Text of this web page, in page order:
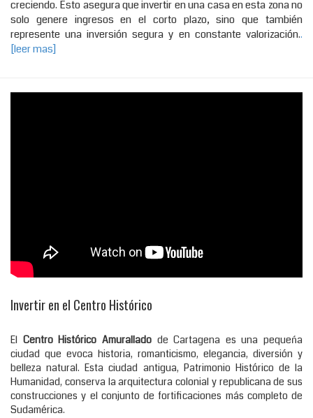
creciendo. Esto asegura que invertir en una casa en esta zona no
solo genere ingresos en el corto plazo, sino que también
represente una inversión segura y en constante valorización..
[leer mas]
Invertir en el Centro Histórico
El Centro Histórico Amuralladode Cartagena es una pequeńa
ciudad que evoca historia, romanticismo, elegancia, diversión y
belleza natural. Esta ciudad antigua, Patrimonio Histórico de la
Humanidad, conserva la arquitectura colonial y republicana de sus
construcciones y el conjunto de fortificaciones más completo de
Sudamérica.